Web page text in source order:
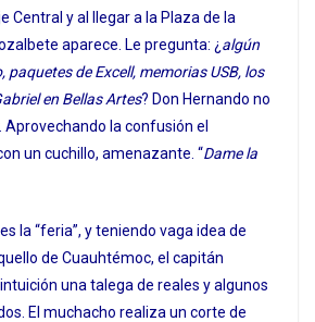
Central y al llegar a la Plaza de la
aparece. Le pregunta: ¿ algún
paquetes de Excell, memorias USB, los
en Bellas Artes? Don Hernando no
la confusión el
un cuchillo, amenazante. “Dame la
la “feria”, y teniendo vaga idea de
de Cuauhtémoc, el capitán
una talega de reales y algunos
El muchacho realiza un corte de